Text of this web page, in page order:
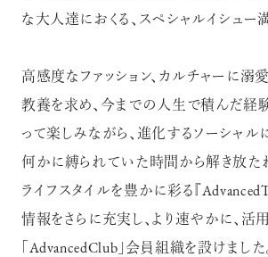
な大人達におくる、スペシャルイシュー
高感度なファッション、カルチャーに溺
教養を求め、今までの人生で積んだ経
って楽しみながら、進化するソーシャル
何かに縛られていた時間から解き放た
ライフスタイルを豊かに彩る『
情報をさらに充実し、より速やかに、活
「AdvancedClub」会員組織を設けました